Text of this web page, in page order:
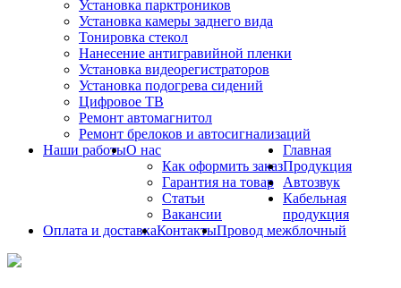
Установка парктроников
Установка камеры заднего вида
Тонировка стекол
Нанесение антигравийной пленки
Установка видеорегистраторов
Установка подогрева сидений
Цифровое ТВ
Ремонт автомагнитол
Ремонт брелоков и автосигнализаций
Наши работыО нас
Как оформить заказ
Гарантия на товар
Статьи
Вакансии
Оплата и доставкаКонтакты
Главная
Продукция
Автозвук
Кабельная
продукция
Провод межблочный